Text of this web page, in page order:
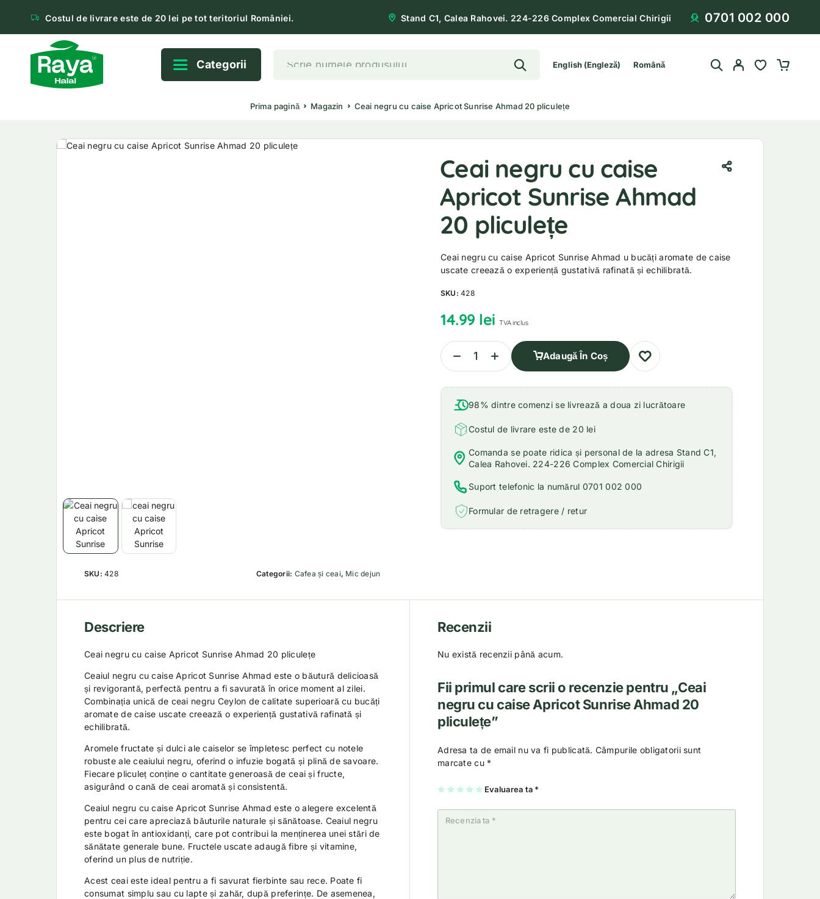
Costul de livrare este de 20 lei pe tot teritoriul României. Stand C1, Calea Rahovei. 224-226 Complex Comercial Chirigii 0701 002 000
Categorii English(Engleză) Română
Prima pagină Magazin Ceai negru cu caise Apricot Sunrise Ahmad 20 pliculețe
SKU:428 Categorii: Cafea și ceai, Mic dejun
Ceai negru cu caise
Apricot Sunrise Ahmad
20 pliculețe
Ceai negru cu caise Apricot Sunrise Ahmad u bucăți aromate de caise
uscate creează o experiență gustativă rafinată și echilibrată.
SKU:428
14.99 lei TVA inclus
Adaugă În Coș
98% dintre comenzi se livrează a doua zi lucrătoare
Costul de livrare este de 20 lei
Comanda se poate ridica și personal de la adresa Stand C1,
Calea Rahovei. 224-226 Complex Comercial Chirigii
Suport telefonic la numărul 0701 002 000
Formular de retragere / retur
Descriere
Ceai negru cu caise Apricot Sunrise Ahmad 20 pliculețe
Ceaiul negru cu caise Apricot Sunrise Ahmad este o băutură delicioasă
și revigorantă, perfectă pentru a fi savurată în orice moment al zilei.
Combinația unică de ceai negru Ceylon de calitate superioară cu bucăți
aromate de caise uscate creează o experiență gustativă rafinată și
echilibrată.
Aromele fructate și dulci ale caiselor se împletesc perfect cu notele
robuste ale ceaiului negru, oferind o infuzie bogată și plină de savoare.
Fiecare pliculeț conține o cantitate generoasă de ceai și fructe,
asigurând o cană de ceai aromată și consistentă.
Ceaiul negru cu caise Apricot Sunrise Ahmad este o alegere excelentă
pentru cei care apreciază băuturile naturale și sănătoase. Ceaiul negru
este bogat în antioxidanți, care pot contribui la menținerea unei stări de
sănătate generale bune. Fructele uscate adaugă fibre și vitamine,
oferind un plus de nutriție.
Acest ceai este ideal pentru a fi savurat fierbinte sau rece. Poate fi
consumat simplu sau cu lapte și zahăr, după preferințe. De asemenea,
Recenzii
Nu există recenzii până acum.
Fii primul care scrii o recenzie pentru „Ceai
negru cu caise Apricot Sunrise Ahmad 20
pliculețe”
Adresa ta de email nu va fi publicată. Câmpurile obligatorii sunt
marcate cu *
Evaluarea ta *
U
na
n
2
di
5
st
el
3
di
5
st
el
4
di
5
st
el
5
di
5
st
el